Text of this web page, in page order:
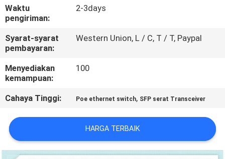
HUBUNGI
KAMI
BERITA
KASUS
SITEMAP
Waktu
pengiriman:
2-3days
Syarat-syarat
pembayaran:
Western Union, L / C, T / T, Paypal
Menyediakan
kemampuan:
100
Cahaya Tinggi: Poe ethernet switch, SFP serat Transceiver
HARGA TERBAIK